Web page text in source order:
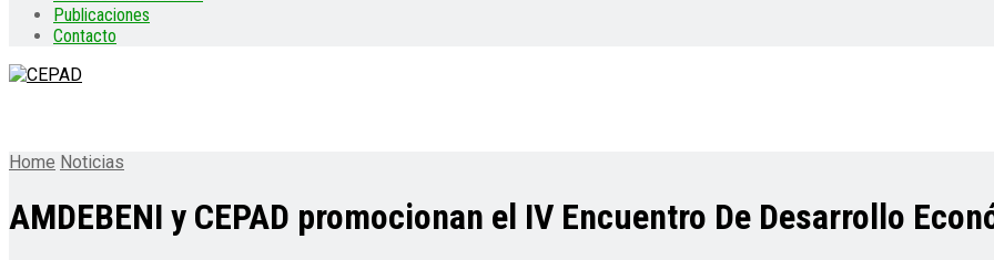
Publicaciones
Contacto
Home Noticias
AMDEBENI y CEPAD promocionan el IV Encuentro De Desarrollo